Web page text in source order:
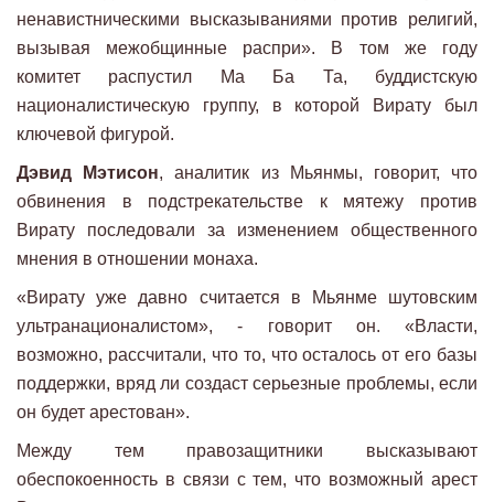
ненавистническими высказываниями против религий,
вызывая межобщинные распри». В том же году
комитет распустил Ма Ба Та, буддистскую
националистическую группу, в которой Вирату был
ключевой фигурой.
Дэвид Мэтисон, аналитик из Мьянмы, говорит, что
обвинения в подстрекательстве к мятежу против
Вирату последовали за изменением общественного
мнения в отношении монаха.
«Вирату уже давно считается в Мьянме шутовским
ультранационалистом», - говорит он. «Власти,
возможно, рассчитали, что то, что осталось от его базы
поддержки, вряд ли создаст серьезные проблемы, если
он будет арестован».
Между тем правозащитники высказывают
обеспокоенность в связи с тем, что возможный арест